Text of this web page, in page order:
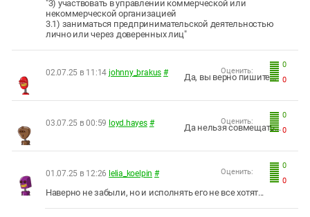
"3) участвовать в управлении коммерческой или
некоммерческой организацией
3.1) заниматься предпринимательской деятельностью
лично или через доверенных лиц"
0
0
Оценить:
02.07.25 в 11:14 johnny_brakus # Да, вы верно пишите...
0
0
Оценить:
03.07.25 в 00:59 loyd.hayes # Да нельзя совмещать...
0
0
Оценить:
01.07.25 в 12:26 lelia_koelpin #
Наверно не забыли, но и исполнять его не все хотят...